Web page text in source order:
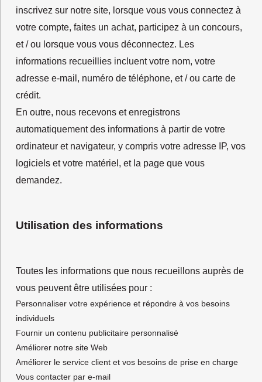
inscrivez sur notre site, lorsque vous vous connectez à
votre compte, faites un achat, participez à un concours,
et / ou lorsque vous vous déconnectez. Les
informations recueillies incluent votre nom, votre
adresse e-mail, numéro de téléphone, et / ou carte de
crédit.
En outre, nous recevons et enregistrons
automatiquement des informations à partir de votre
ordinateur et navigateur, y compris votre adresse IP, vos
logiciels et votre matériel, et la page que vous
demandez.
Utilisation des informations
Toutes les informations que nous recueillons auprès de
vous peuvent être utilisées pour :
Personnaliser votre expérience et répondre à vos besoins
individuels
Fournir un contenu publicitaire personnalisé
Améliorer notre site Web
Améliorer le service client et vos besoins de prise en charge
Vous contacter par e-mail